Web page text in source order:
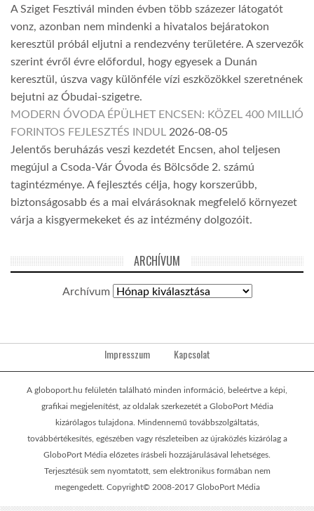
A Sziget Fesztivál minden évben több százezer látogatót
vonz, azonban nem mindenki a hivatalos bejáratokon
keresztül próbál eljutni a rendezvény területére. A szervezők
szerint évről évre előfordul, hogy egyesek a Dunán
keresztül, úszva vagy különféle vízi eszközökkel szeretnének
bejutni az Óbudai-szigetre.
MODERN ÓVODA ÉPÜLHET ENCSEN: KÖZEL 400 MILLIÓ
FORINTOS FEJLESZTÉS INDUL 2026-08-05
Jelentős beruházás veszi kezdetét Encsen, ahol teljesen
megújul a Csoda-Vár Óvoda és Bölcsőde 2. számú
tagintézménye. A fejlesztés célja, hogy korszerűbb,
biztonságosabb és a mai elvárásoknak megfelelő környezet
várja a kisgyermekeket és az intézmény dolgozóit.
ARCHÍVUM
Archívum
Impresszum Kapcsolat
A globoport.hu felületén található minden információ, beleértve a képi,
grafikai megjelenítést, az oldalak szerkezetét a GloboPort Média
kizárólagos tulajdona. Mindennemű továbbszolgáltatás,
továbbértékesítés, egészében vagy részleteiben az újraközlés kizárólag a
GloboPort Média előzetes írásbeli hozzájárulásával lehetséges.
Terjesztésük sem nyomtatott, sem elektronikus formában nem
megengedett. Copyright© 2008-2017 GloboPort Média